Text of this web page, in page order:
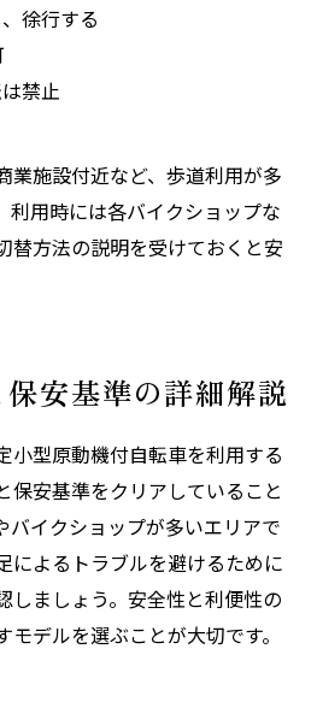
徐行する
禁止
業施設付近など、歩道利用が多
利用時には各バイクショップな
替方法の説明を受けておくと安
安基準の詳細解説
小型原動機付自転車を利用する
保安基準をクリアしていること
バイクショップが多いエリアで
によるトラブルを避けるために
しましょう。安全性と利便性の
デルを選ぶことが大切です。